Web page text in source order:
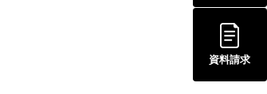
資料請求